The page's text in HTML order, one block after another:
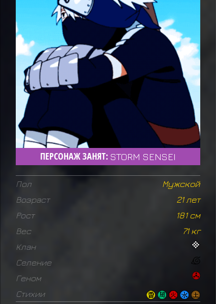
ПЕРСОНАЖ ЗАНЯТ: STORM SENSEI
Пол
Мужской
Возраст
21 лет
Рост
181 см
Вес
71 кг
Клан
Селение
Геном
Стихии